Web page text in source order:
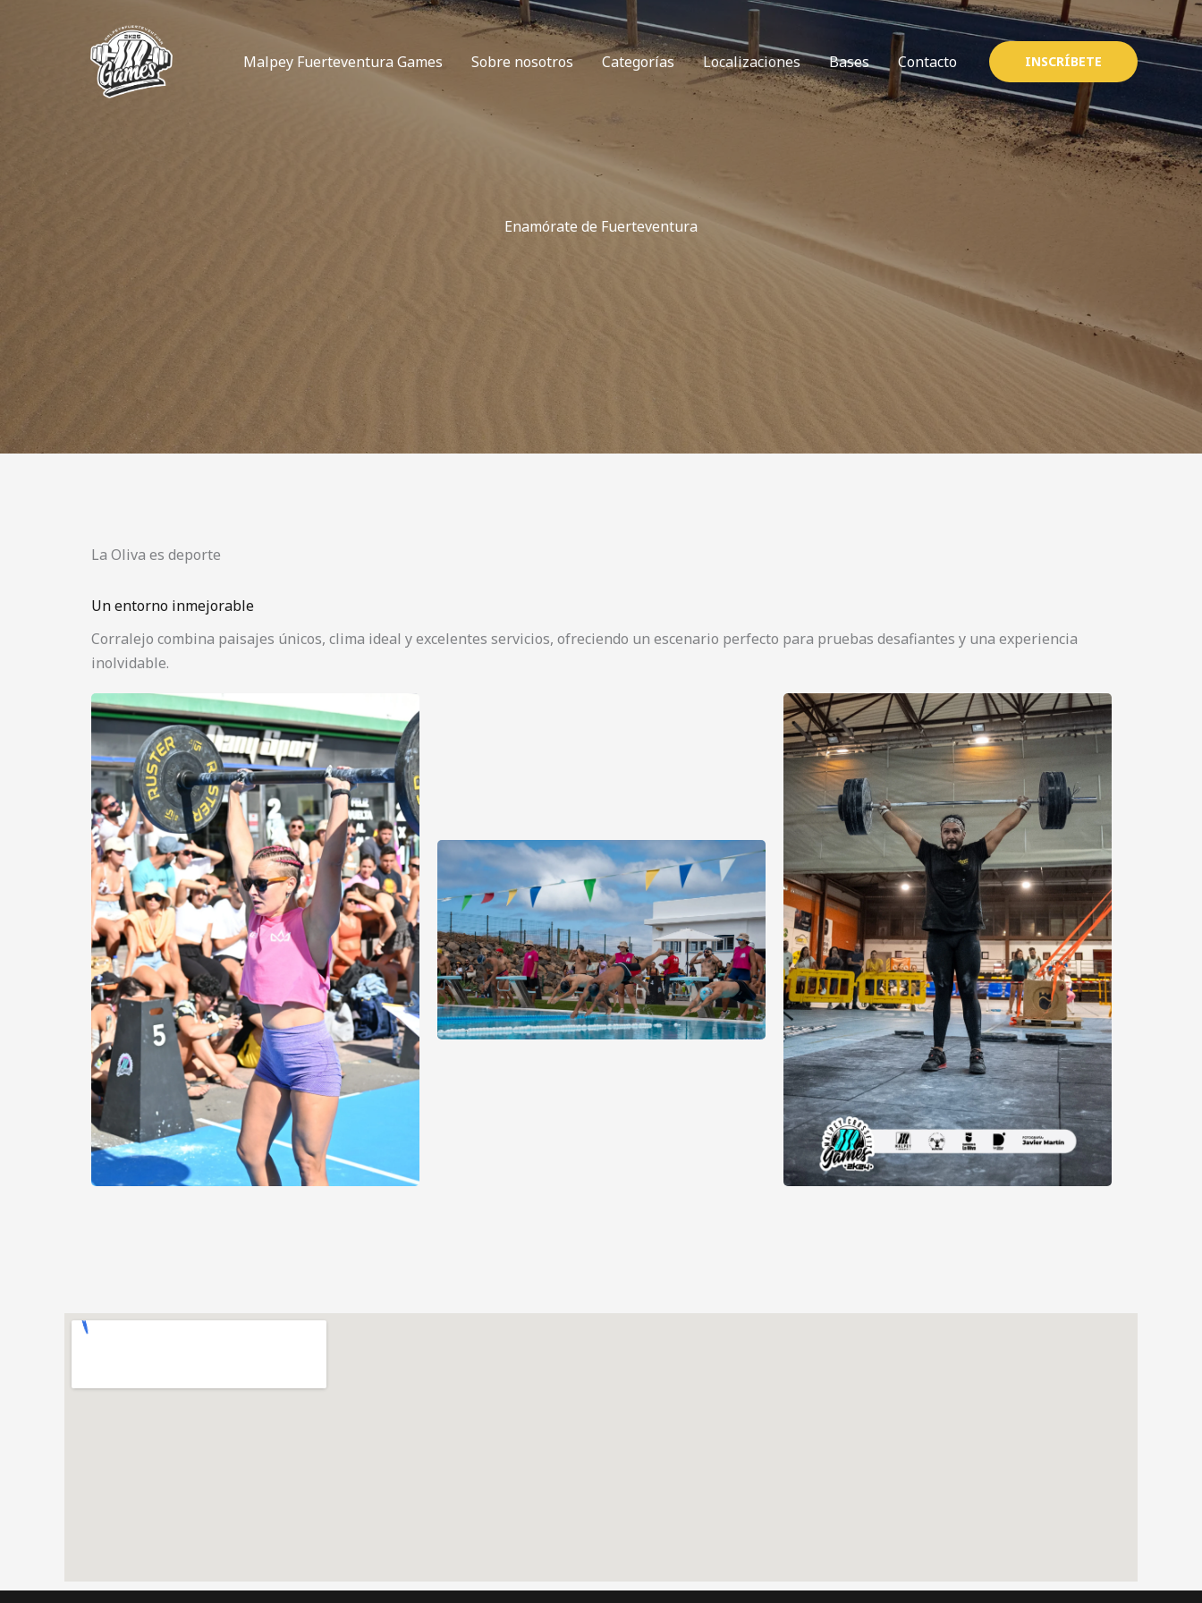
Malpey Fuerteventura Games Sobre nosotros Categorías Localizaciones Bases Contacto INSCRÍBETE
Enamórate de Fuerteventura
La Oliva es deporte
Un entorno inmejorable
Corralejo combina paisajes únicos, clima ideal y excelentes servicios, ofreciendo un escenario perfecto para pruebas desafiantes y una experiencia
inolvidable.